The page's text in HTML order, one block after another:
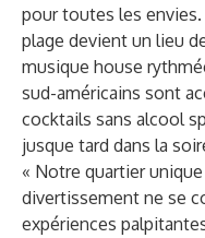
pour toutes les
plage devient un lieu
musique house
sud-américains sont
cocktails sans alcool
jusque tard dans la
« Notre quartier
divertissement ne se
expériences